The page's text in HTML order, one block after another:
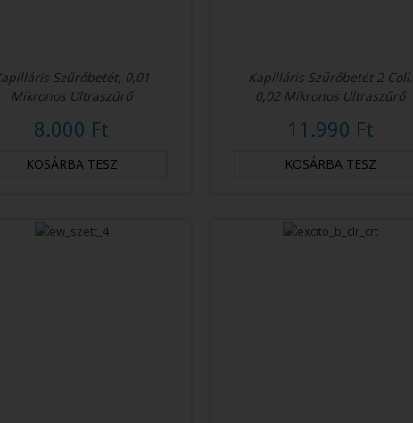
Szűrőbetét, 0,01
Mikronos Ultraszűrő
8.000 Ft
Kapilláris Szűrőbetét 2 Coll.
0,02 Mikronos Ultraszűrő
11.990 Ft